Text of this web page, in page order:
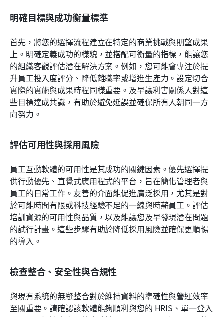
明確目標與成功衡量標準
首先，將您的選擇流程建立在特定的商業挑戰與期望成果
上。明確定義成功的樣貌，並搭配可衡量的指標，能讓您
的組織客觀評估潛在解決方案。例如，您可能會專注於提
升員工投入度評分、降低離職率或增進生產力。設定切合
實際的實施與成果時程同樣重要。及早讓利害關係人對這
些目標達成共識，有助於避免延誤並確保所有人朝同一方
向努力。
評估可用性與採用風險
員工互動軟體的可用性是其成功的關鍵因素。優先選擇提
供行動優先、直覺式應用程式的平台，旨在簡化管理者與
員工的日常工作。友善的介面能促進廣泛採用，尤其是對
於可能時間有限或科技經驗不足的一線與時薪員工。評估
培訓資源的可用性與品質，以及能讓您及早發現潛在問題
的試行計畫。這些步驟有助於降低採用風險並確保更順暢
的導入。
檢查整合、安全性與合規性
與現有系統的無縫整合對於維持資料的準確性與營運效率
至關重要。請確認該軟體能夠順利與您的 HRIS、單一登入